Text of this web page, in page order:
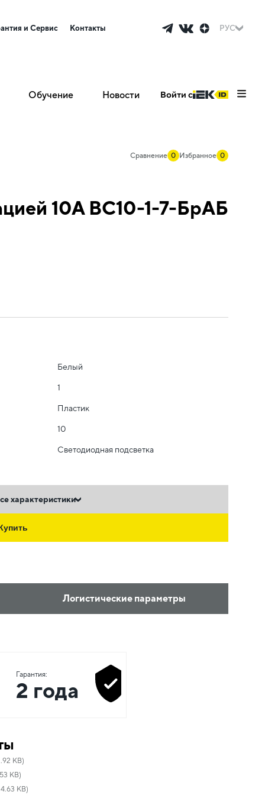
и Сервис Контакты РУС
Обучение Новости Войти с
Сравнение 0 Избранное 0
10А ВС10-1-7-БрАБ
Белый
1
Пластик
10
Светодиодная подсветка
характеристики
Логистические параметры
Гарантия:
2 года
KB)
KB)
KB)